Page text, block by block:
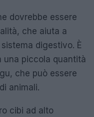
dovrebbe essere
che aiuta a
digestivo. È
una piccola quantità
che può essere
animali.
cibi ad alto